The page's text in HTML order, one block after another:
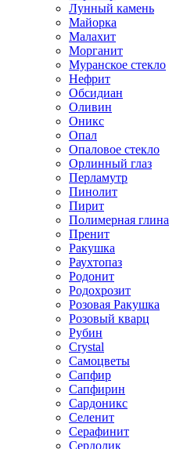
Лунный камень
Майорка
Малахит
Морганит
Муранское стекло
Нефрит
Обсидиан
Оливин
Оникс
Опал
Опаловое стекло
Орлинный глаз
Перламутр
Пинолит
Пирит
Полимерная глина
Пренит
Ракушка
Раухтопаз
Родонит
Родохрозит
Розовая Ракушка
Розовый кварц
Рубин
Сrystal
Самоцветы
Сапфир
Сапфирин
Сардоникс
Селенит
Серафинит
Сердолик